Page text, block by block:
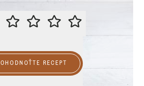
PROSÍME VÁS O OHODNOTENIE
OHODNOŤTE RECEPT